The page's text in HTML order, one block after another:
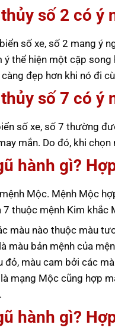
số 2 có ý
số xe, số 2 mang ý
ý thể hiện một cặp
đẹp hơn khi nó đi
số 7 có ý
số xe, số 7 thường
mắn. Do đó, khi
hành gì?
Mộc. Mệnh Mộc
7 thuộc mệnh Kim khắc
màu nào thuộc màu
màu bản mệnh của
đỏ, màu cam bởi các
mạng Mộc cũng hợp
hành gì?